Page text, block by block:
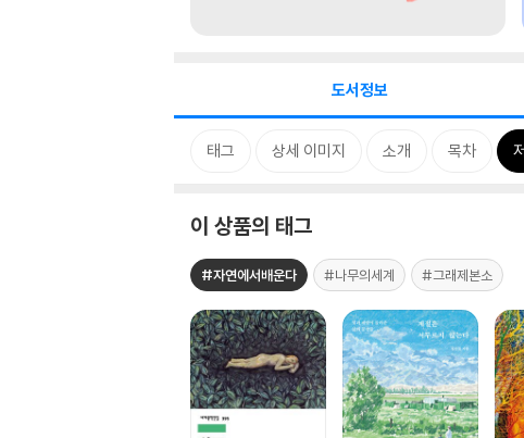
도서정보
태그 상세 이미지 소개 목차
이 상품의 태그
#자연에서배운다 #나무의세계 #그래제본소